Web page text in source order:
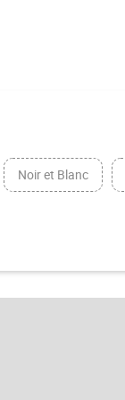
Noir et Blanc